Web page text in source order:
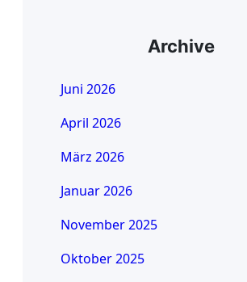
Archive
Juni 2026
April 2026
März 2026
Januar 2026
November 2025
Oktober 2025